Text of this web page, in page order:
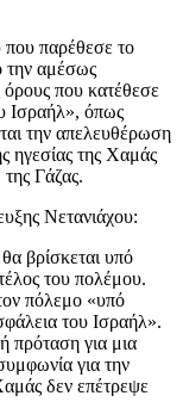
παρέθεσε το
την αμέσως
που κατέθεσε
Ισραήλ», όπως
την απελευθέρωση
ηγεσίας της Χαμάς
Γάζας.
Νετανιάχου:
βρίσκεται υπό
του πολέμου.
πόλεμο «υπό
του Ισραήλ».
πρόταση για μια
για την
δεν επέτρεψε